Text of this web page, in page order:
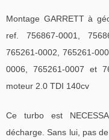
Montage GARRETT à
ref. 756867-0001,
765261-0002, 765261-
0006, 765261-0007 et
moteur 2.0 TDI 140cv
Ce turbo est
décharge. Sans lui, pas